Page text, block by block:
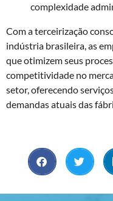
complexidade
Com a terceirização
indústria brasileira, as
que otimizem seus
competitividade no
setor, oferecendo
demandas atuais das